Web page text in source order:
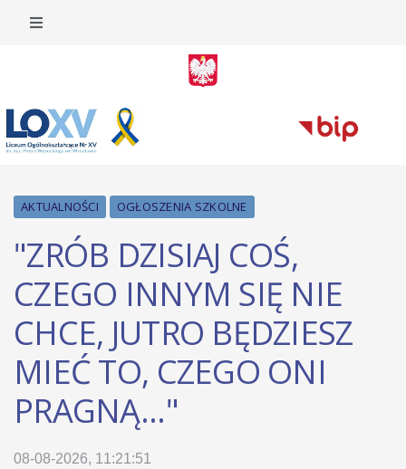
AKTUALNOŚCI OGŁOSZENIA SZKOLNE
"ZRÓB DZISIAJ COŚ,
CZEGO INNYM SIĘ NIE
CHCE, JUTRO BĘDZIESZ
MIEĆ TO, CZEGO ONI
PRAGNĄ..."
08-08-2026, 11:21:51